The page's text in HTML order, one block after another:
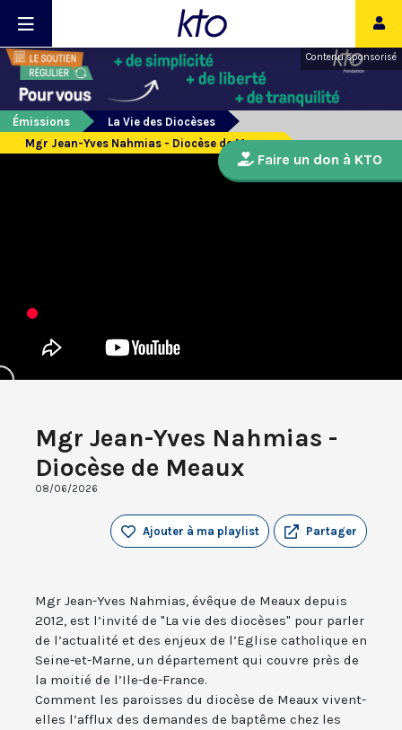
Contenu sponsorisé
Émissions
La Vie des Diocèses
Mgr Jean-Yves Nahmias - Diocèse de Meaux
Mgr Jean-Yves Nahmias -
Diocèse de Meaux
08/06/2026
Partager
Ajouter à ma playlist
Mgr Jean-Yves Nahmias, évêque de Meaux depuis
2012, est l’invité de "La vie des diocèses" pour parler
de l’actualité et des enjeux de l’Eglise catholique en
Seine-et-Marne, un département qui couvre près de
la moitié de l’Ile-de-France.
Comment les paroisses du diocèse de Meaux vivent-
elles l’afflux des demandes de baptême chez les
Faire un don à KTO